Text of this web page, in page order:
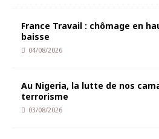
France Travail : chômage en
baisse
04/08/2026
Au Nigeria, la lutte de nos
terrorisme
03/08/2026